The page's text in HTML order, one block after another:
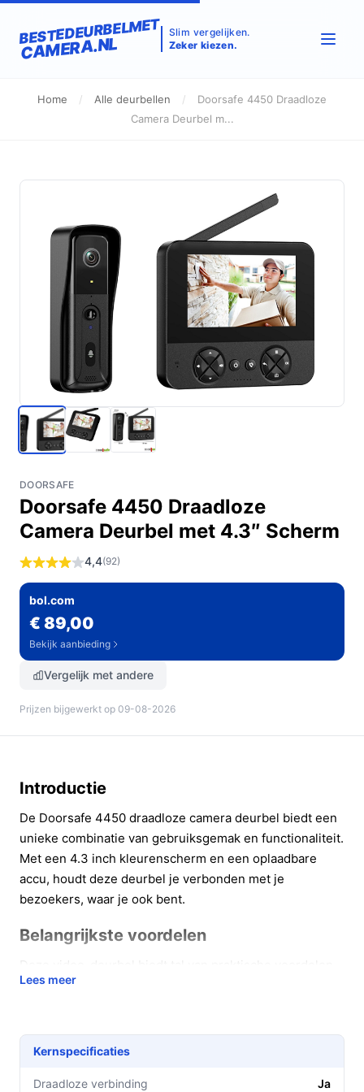
BESTEDEURBELMET
CAMERA.NL
Slim vergelijken.
Zeker kiezen.
Home / Alle deurbellen /
Doorsafe 4450 Draadloze
Camera Deurbel m...
DOORSAFE
Doorsafe 4450 Draadloze
Camera Deurbel met 4.3″ Scherm
4,4(92)
bol.com
€ 89,00
Bekijk aanbieding
Vergelijk met andere
Prijzen bijgewerkt op 09-08-2026
Introductie
De Doorsafe 4450 draadloze camera deurbel biedt een
unieke combinatie van gebruiksgemak en functionaliteit.
Met een 4.3 inch kleurenscherm en een oplaadbare
accu, houdt deze deurbel je verbonden met je
bezoekers, waar je ook bent.
Belangrijkste voordelen
voor dagelijks gebruik:
werking, waardoor je je geen zorgen hoeft te
maken over frequente oplading.
Met duplex audio kun je eenvoudig communiceren
Lees meer
Kernspecificaties
Draadloze verbinding Ja